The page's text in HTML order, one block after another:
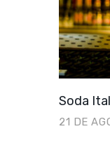
Soda
21 DE